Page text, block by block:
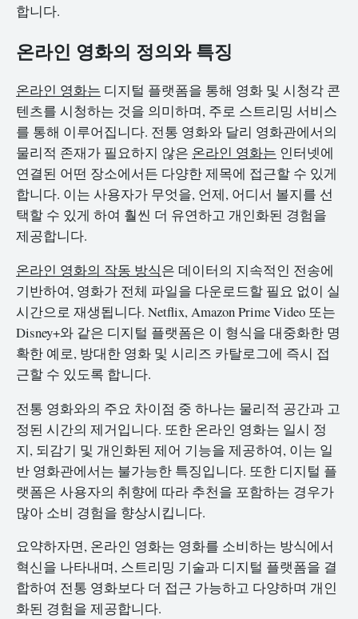
합니다.
온라인 영화의 정의와 특징
온라인 영화는 디지털 플랫폼을 통해 영화 및 시청각 콘
텐츠를 시청하는 것을 의미하며, 주로 스트리밍 서비스
를 통해 이루어집니다. 전통 영화와 달리 영화관에서의
물리적 존재가 필요하지 않은 온라인 영화는 인터넷에
연결된 어떤 장소에서든 다양한 제목에 접근할 수 있게
합니다. 이는 사용자가 무엇을, 언제, 어디서 볼지를 선
택할 수 있게 하여 훨씬 더 유연하고 개인화된 경험을
제공합니다.
온라인 영화의 작동 방식은 데이터의 지속적인 전송에
기반하여, 영화가 전체 파일을 다운로드할 필요 없이 실
시간으로 재생됩니다. Netflix, Amazon Prime Video 또는
Disney+와 같은 디지털 플랫폼은 이 형식을 대중화한 명
확한 예로, 방대한 영화 및 시리즈 카탈로그에 즉시 접
근할 수 있도록 합니다.
전통 영화와의 주요 차이점 중 하나는 물리적 공간과 고
정된 시간의 제거입니다. 또한 온라인 영화는 일시 정
지, 되감기 및 개인화된 제어 기능을 제공하여, 이는 일
반 영화관에서는 불가능한 특징입니다. 또한 디지털 플
랫폼은 사용자의 취향에 따라 추천을 포함하는 경우가
많아 소비 경험을 향상시킵니다.
요약하자면, 온라인 영화는 영화를 소비하는 방식에서
혁신을 나타내며, 스트리밍 기술과 디지털 플랫폼을 결
합하여 전통 영화보다 더 접근 가능하고 다양하며 개인
화된 경험을 제공합니다.